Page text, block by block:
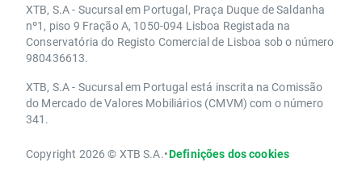
XTB, S.A - Sucursal em Portugal, Praça Duque de Saldanha
nº1, piso 9 Fração A, 1050-094 Lisboa Registada na
Conservatória do Registo Comercial de Lisboa sob o número
980436613.
XTB, S.A - Sucursal em Portugal está inscrita na Comissão
do Mercado de Valores Mobiliários (CMVM) com o número
341.
Copyright 2026 © XTB S.A.•Definições dos cookies